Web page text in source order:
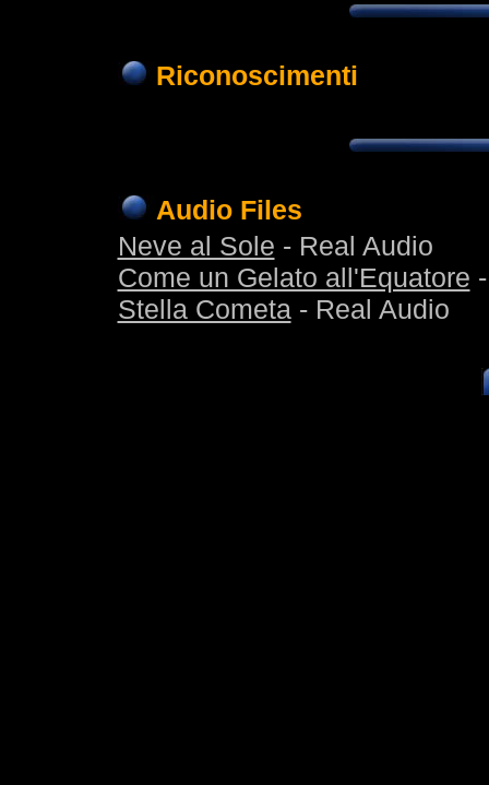
Riconoscimenti
Audio Files
Neve al Sole - Real Audio
Come un Gelato all'Equatore
Stella Cometa- Real Audio